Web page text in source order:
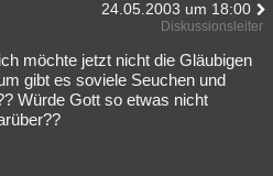
Mystery Kriminalfälle
Technologie Ufologie
24.05.2003 um 18:00
Diskussionsleiter
möchte jetzt nicht die Gläubigen
gibt es soviele Seuchen und
Würde Gott so etwas nicht